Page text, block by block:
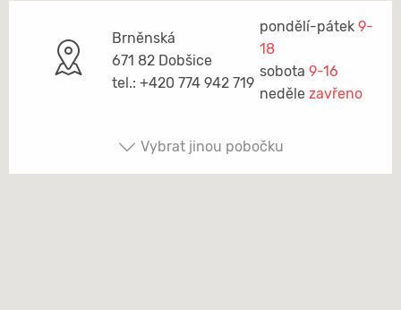
Brněnská
671 82 Dobšice
tel.: +420 774 942 719
pondělí-pátek 9-
18
sobota 9-16
neděle zavřeno
Vybrat jinou pobočku